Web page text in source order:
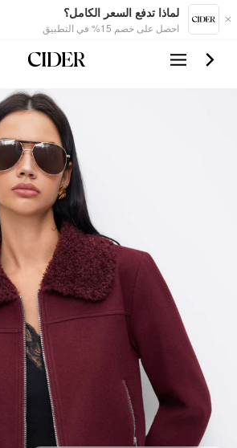
لماذا تدفع السعر الكامل؟
احصل على خصم 15% في التطبيق